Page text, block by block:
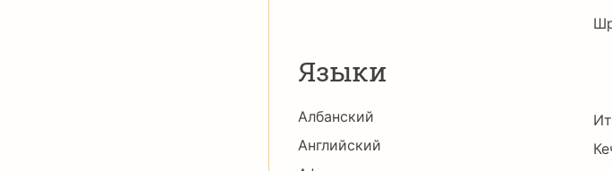
Языки
Албанский
Английский